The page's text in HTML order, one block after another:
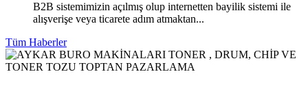
B2B sistemimizin açılmış olup internetten bayilik sistemi ile
alışverişe veya ticarete adım atmaktan...
Tüm Haberler